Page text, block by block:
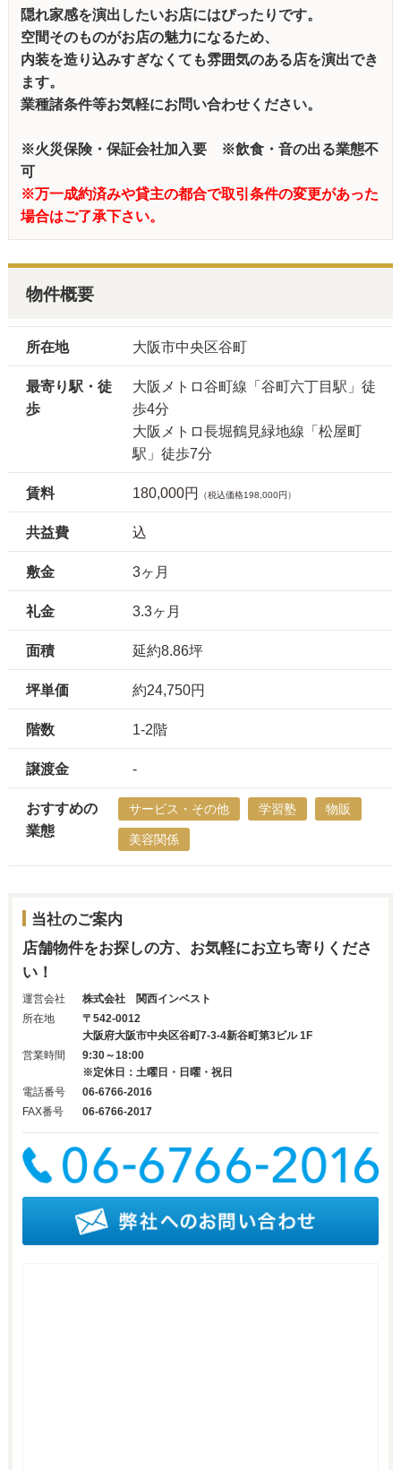
隠れ家感を演出したいお店にはぴったりです。
空間そのものがお店の魅力になるため、
内装を造り込みすぎなくても雰囲気のある店を演出でき
ます。
業種諸条件等お気軽にお問い合わせください。
※火災保険・保証会社加入要 ※飲食・音の出る業態不
可
※万一成約済みや貸主の都合で取引条件の変更があった
場合はご了承下さい。
物件概要
所在地 大阪市中央区谷町
最寄り駅・徒
歩
大阪メトロ谷町線「谷町六丁目駅」徒
歩4分
大阪メトロ長堀鶴見緑地線「松屋町
駅」徒歩7分
賃料 180,000円 （税込価格198,000円）
共益費 込
敷金 3ヶ月
礼金 3.3ヶ月
面積 延約8.86坪
坪単価 約24,750円
階数 1-2階
譲渡金 -
おすすめの
業態
サービス・その他 学習塾 物販
美容関係
当社のご案内
店舗物件をお探しの方、お気軽にお立ち寄りくださ
い！
運営会社
株式会社 関西インベスト
所在地
〒542-0012
大阪府大阪市中央区谷町7-3-4新谷町第3ビル 1F
営業時間
9:30～18:00
※定休日：土曜日・日曜・祝日
電話番号
06-6766-2016
FAX番号
06-6766-2017